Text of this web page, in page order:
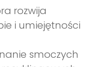
rozwija
i umiejętności
smoczych